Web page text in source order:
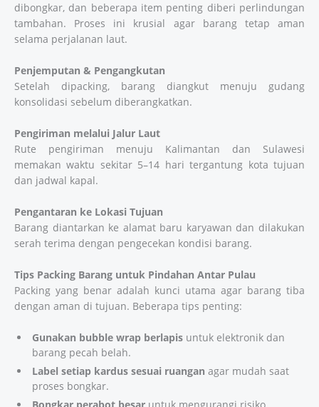
dibongkar, dan beberapa item penting diberi perlindungan
tambahan. Proses ini krusial agar barang tetap aman
selama perjalanan laut.
Penjemputan & Pengangkutan
Setelah dipacking, barang diangkut menuju gudang
konsolidasi sebelum diberangkatkan.
Pengiriman melalui Jalur Laut
Rute pengiriman menuju Kalimantan dan Sulawesi
memakan waktu sekitar 5–14 hari tergantung kota tujuan
dan jadwal kapal.
Pengantaran ke Lokasi Tujuan
Barang diantarkan ke alamat baru karyawan dan dilakukan
serah terima dengan pengecekan kondisi barang.
Tips Packing Barang untuk Pindahan Antar Pulau
Packing yang benar adalah kunci utama agar barang tiba
dengan aman di tujuan. Beberapa tips penting:
Gunakan bubble wrap berlapis untuk elektronik dan
barang pecah belah.
Label setiap kardus sesuai ruangan agar mudah saat
proses bongkar.